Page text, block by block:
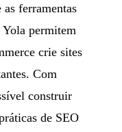
ferramentas
Yola permitem
crie sites
Com
construir
de SEO